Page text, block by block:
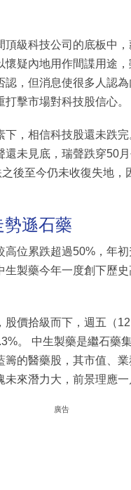
頂級科技公司的底板中
懷疑內地用作間諜用途
認，但消息使很多人認
打擊市場對科技股信心。
下，相信科技股還未跌
還未見底，瑞聲跌穿50
後至今仍未收復失地，
遜石藥
高位累跌超過50%，年
生製藥今年一度創下歷
股價拾級而下，週五（
。 中生製藥是繼石藥
籌的醫藥股，其市值、
來潛力大，前景理應一
廣告